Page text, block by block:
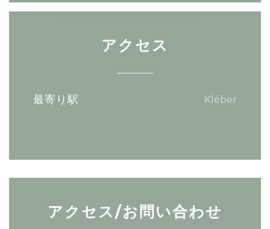
アクセス
最寄り駅 Kléber
アクセス/お問い合わせ